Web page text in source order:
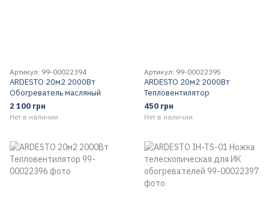
Артикул: 99-00022394
ARDESTO 20м2 2000Вт
Обогреватель масляный
2 100 грн
Нет в наличии
Артикул: 99-00022395
ARDESTO 20м2 2000Вт
Тепловентилятор
450 грн
Нет в наличии